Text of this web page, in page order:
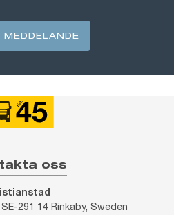
oss
291 14 Rinkaby, Sweden